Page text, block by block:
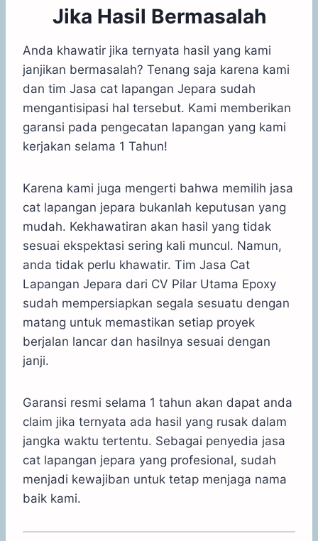
Jika Hasil Bermasalah
Anda khawatir jika ternyata hasil yang kami
janjikan bermasalah? Tenang saja karena kami
dan tim Jasa cat lapangan Jepara sudah
mengantisipasi hal tersebut. Kami memberikan
garansi pada pengecatan lapangan yang kami
kerjakan selama 1 Tahun!
Karena kami juga mengerti bahwa memilih jasa
cat lapangan jepara bukanlah keputusan yang
mudah. Kekhawatiran akan hasil yang tidak
sesuai ekspektasi sering kali muncul. Namun,
anda tidak perlu khawatir. Tim Jasa Cat
Lapangan Jepara dari CV Pilar Utama Epoxy
sudah mempersiapkan segala sesuatu dengan
matang untuk memastikan setiap proyek
berjalan lancar dan hasilnya sesuai dengan
janji.
Garansi resmi selama 1 tahun akan dapat anda
claim jika ternyata ada hasil yang rusak dalam
jangka waktu tertentu. Sebagai penyedia jasa
cat lapangan jepara yang profesional, sudah
menjadi kewajiban untuk tetap menjaga nama
baik kami.